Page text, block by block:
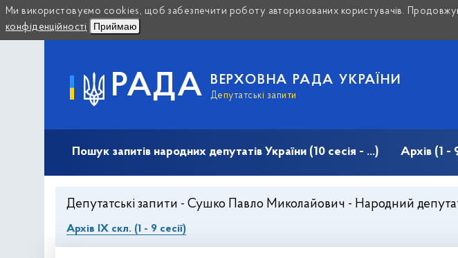
Ми використовуємо cookies, щоб забезпечити роботу авторизованих користувачів.
конфіденційності
Приймаю
РАДА ВЕРХОВНА РАДА УКРАЇНИ
Депутатські запити
Пошук запитів народних депутатів України (10 сесія - ...) Архів (1 -
Депутатські запити - Сушко Павло Миколайович - Народний
Архів IX скл. (1 - 9 сесії)